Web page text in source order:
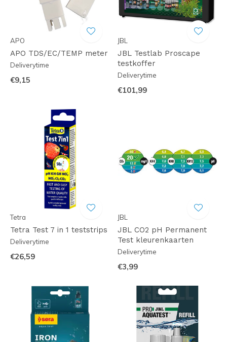
APO
APO TDS/EC/TEMP meter
Deliverytime
€9,15
JBL
JBL Testlab Proscape
testkoffer
Deliverytime
€101,99
Tetra
Tetra Test 7 in 1 teststrips
Deliverytime
€26,59
JBL
JBL CO2 pH Permanent
Test kleurenkaarten
Deliverytime
€3,99